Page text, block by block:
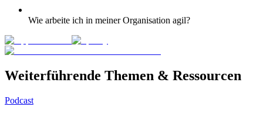
Wie arbeite ich in meiner Organisation agil?
Weiterführende Themen & Ressourcen
Podcast